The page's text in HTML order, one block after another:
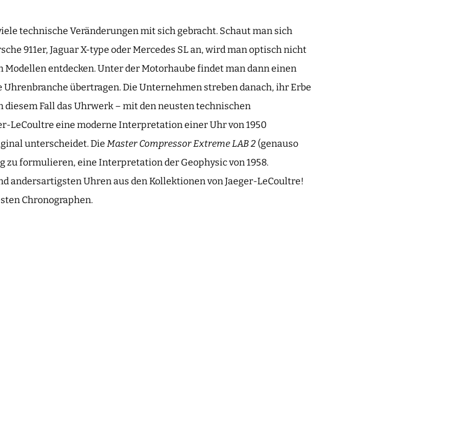
technische Veränderungen mit sich gebracht. Schaut man sich
911er, Jaguar X-type oder Mercedes SL an, wird man optisch nicht
entdecken. Unter der Motorhaube findet man dann einen
Uhrenbranche übertragen. Die Unternehmen streben danach, ihr Erbe
Fall das Uhrwerk – mit den neusten technischen
LeCoultre eine moderne Interpretation einer Uhr von 1950
unterscheidet. Die Master Compressor Extreme LAB 2 (genauso
zu formulieren, eine Interpretation der Geophysic von 1958.
andersartigsten Uhren aus den Kollektionen von Jaeger-LeCoultre!
Chronographen.